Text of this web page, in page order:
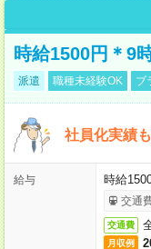
時給1500円＊9
派遣 職種未経験OK ブ
社員化実績
給与 時給
交通
交通費
月収例